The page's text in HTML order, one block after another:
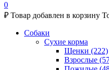
0
₽ Товар добавлен в корзину
Собаки
Сухие корма
Щенки (222)
Взрослые